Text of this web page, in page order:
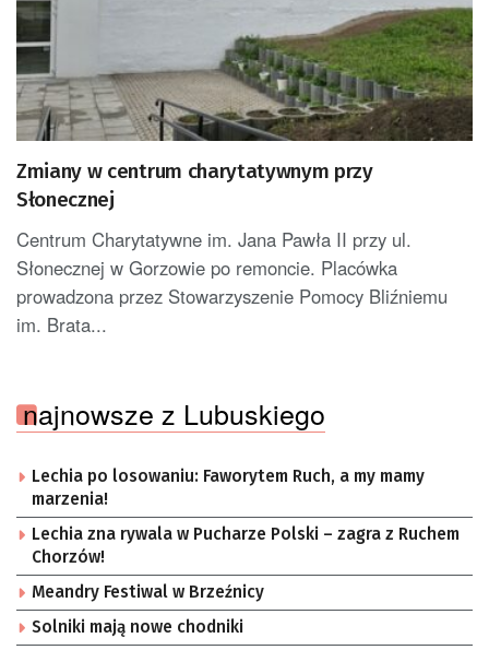
Zmiany w centrum charytatywnym przy
Słonecznej
Centrum Charytatywne im. Jana Pawła II przy ul.
Słonecznej w Gorzowie po remoncie. Placówka
prowadzona przez Stowarzyszenie Pomocy Bliźniemu
im. Brata...
najnowsze z Lubuskiego
Lechia po losowaniu: Faworytem Ruch, a my mamy
marzenia!
Lechia zna rywala w Pucharze Polski – zagra z Ruchem
Chorzów!
Meandry Festiwal w Brzeźnicy
Solniki mają nowe chodniki